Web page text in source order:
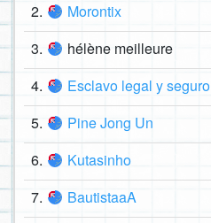
2. Morontix
3. hélène meilleure
4. Esclavo legal y seguro
5. Pine Jong Un
6. Kutasinho
7. BautistaaA